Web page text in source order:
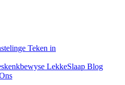
Teken in
LekkeSlaap Blog